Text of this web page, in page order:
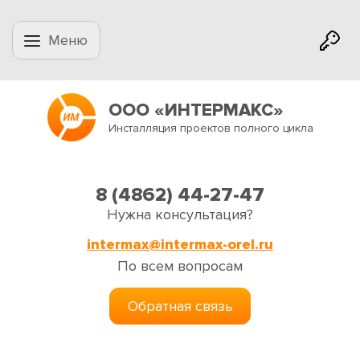
Меню
ООО «ИНТЕРМАКС»
Инсталляция проектов полного цикла
8 (4862) 44-27-47
Нужна консультация?
intermax@intermax-orel.ru
По всем вопросам
Обратная связь